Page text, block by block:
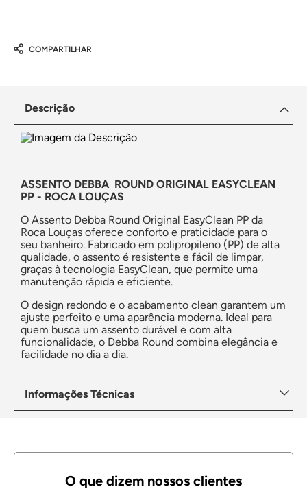
COMPARTILHAR
Descrição
ASSENTO DEBBA ROUND ORIGINAL EASYCLEAN
PP - ROCA LOUÇAS
O Assento Debba Round Original EasyClean PP da
Roca Louças oferece conforto e praticidade para o
seu banheiro. Fabricado em polipropileno (PP) de alta
qualidade, o assento é resistente e fácil de limpar,
graças à tecnologia EasyClean, que permite uma
manutenção rápida e eficiente.
O design redondo e o acabamento clean garantem um
ajuste perfeito e uma aparência moderna. Ideal para
quem busca um assento durável e com alta
funcionalidade, o Debba Round combina elegância e
facilidade no dia a dia.
Informações Técnicas